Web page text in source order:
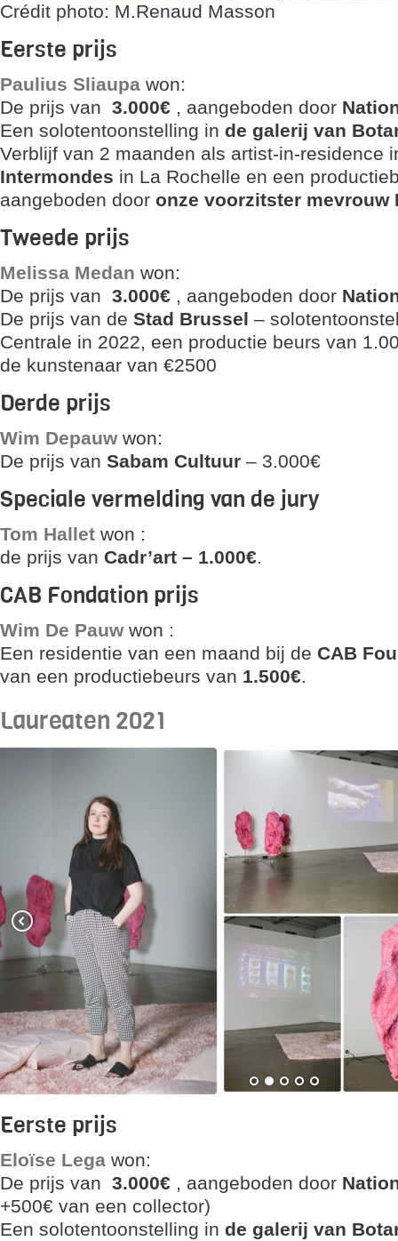
Crédit photo: M.Renaud Masson
Eerste prijs
Paulius Sliaupa won:
De prijs van 3.000€ , aangeboden door
Een solotentoonstelling in de galerij van
Verblijf van 2 maanden als artist-in-residence
Intermondes in La Rochelle en een
aangeboden door onze voorzitster mevrouw
Tweede prijs
Melissa Medan won:
De prijs van 3.000€ , aangeboden door
De prijs van de Stad Brussel –
Centrale in 2022, een productie beurs van
de kunstenaar van €2500
Derde prijs
Wim Depauwwon:
De prijs van Sabam Cultuur – 3.000€
Speciale vermelding van de jury
Tom Hallet won :
de prijs van Cadr’art – 1.000€.
CAB Fondation prijs
Wim De Pauw won :
Een residentie van een maand bij de CAB
van een productiebeurs van 1.500€.
Laureaten 2021
Eerste prijs
Eloïse Lega won:
De prijs van 3.000€ , aangeboden door
+500€ van een collector)
Een solotentoonstelling in de galerij van